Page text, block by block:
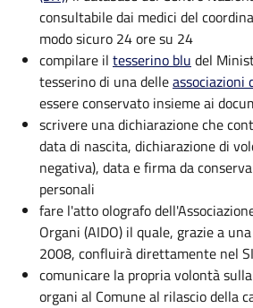
consultabile dai medici del
modo sicuro 24 ore su 24
compilare il tesserino blu del
tesserino di una delleassociazioni
essere conservato insieme ai
scrivere una dichiarazione che
data di nascita, dichiarazione di
negativa), data e firma da
personali
fare l'atto olografo
Organi (AIDO) il quale, grazie a
2008, confluirà direttamente nel
comunicare la propria volontà
organi al Comune al rilascio della